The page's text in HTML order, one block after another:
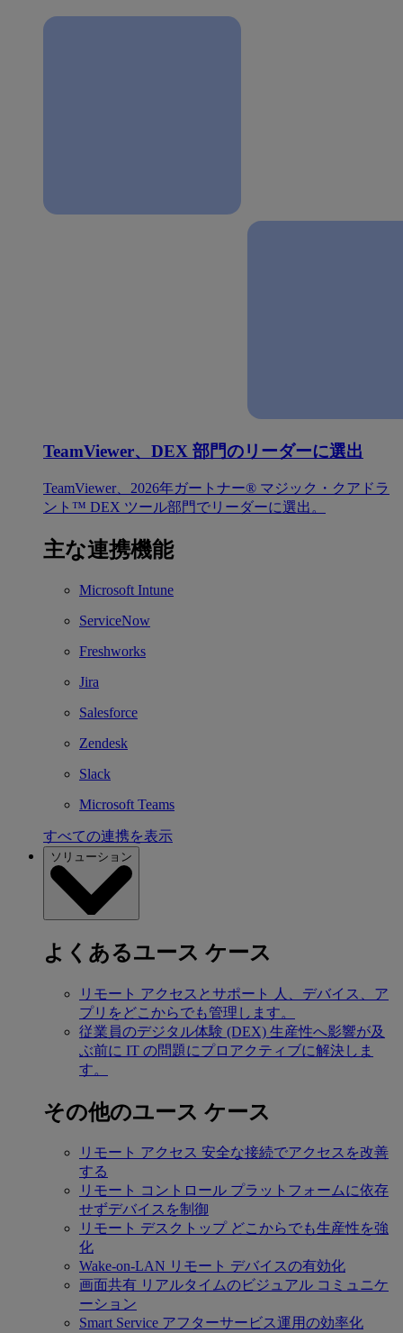
TeamViewer、DEX 部門のリーダーに選出
TeamViewer、2026年ガートナー® マジック・クアドラ
ント™ DEX ツール部門でリーダーに選出。
主な連携機能
Microsoft Intune
ServiceNow
Freshworks
Jira
Salesforce
Zendesk
Slack
Microsoft Teams
すべての連携を表示
ソリューション
よくあるユース ケース
リモート アクセスとサポート
人、デバイス、ア
プリをどこからでも管理します。
従業員のデジタル体験 (DEX) 生産性へ影響が及
ぶ前に IT の問題にプロアクティブに解決しま
す。
その他のユース ケース
リモート アクセス 安全な接続でアクセスを改善
する
リモート コントロール プラットフォームに依存
せずデバイスを制御
リモート デスクトップ どこからでも生産性を強
化
Wake-on-LAN リモート デバイスの有効化
画面共有 リアルタイムのビジュアル コミュニケ
ーション
Smart Service アフターサービス運用の効率化